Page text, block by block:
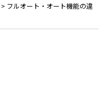
> フルオート・オート機能の違